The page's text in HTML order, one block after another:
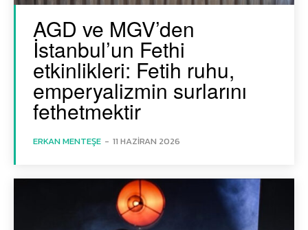
AGD ve MGV’den
İstanbul’un Fethi
etkinlikleri: Fetih ruhu,
emperyalizmin surlarını
fethetmektir
ERKAN MENTEŞE - 11 HAZIRAN 2026